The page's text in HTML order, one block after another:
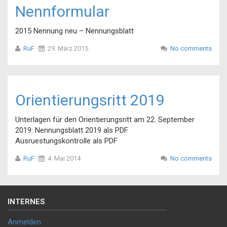
Nennformular
2015 Nennung neu – Nennungsblatt
RuF 29. März 2015 No comments
Orientierungsritt 2019
Unterlagen für den Orientierungsritt am 22. September
2019: Nennungsblatt 2019 als PDF
Ausruestungskontrolle als PDF
RuF 4. Mai 2014 No comments
INTERNES
Anmelden